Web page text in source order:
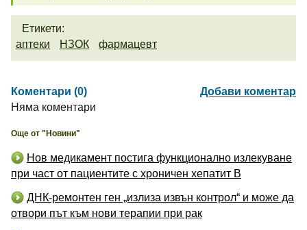
Етикети:
аптеки
НЗОК фармацевт
Коментари (0)
Добави коментар
Няма коментари
Още от "Новини"
Нов медикамент постига функционално излекуване
при част от пациентите с хроничен хепатит B
ДНК-ремонтен ген „излиза извън контрол“ и може да
отвори път към нови терапии при рак